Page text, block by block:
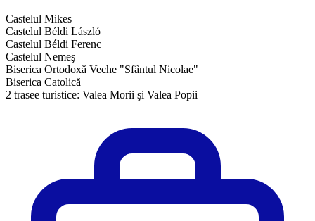
Castelul Mikes
Castelul Béldi László
Castelul Béldi Ferenc
Castelul Nemeş
Biserica Ortodoxă Veche "Sfântul Nicolae"
Biserica Catolică
2 trasee turistice: Valea Morii şi Valea Popii